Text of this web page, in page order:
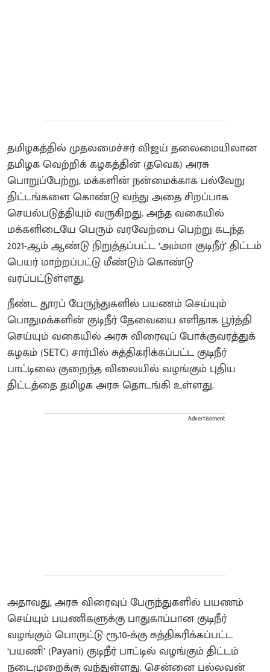
தமிழகத்தில் முதலமைச்சர் விஜய் தலைமையிலான
தமிழக வெற்றிக் கழகத்தின் (தவெக) அரசு
பொறுப்பேற்று, மக்களின் நன்மைக்காக பல்வேறு
திட்டங்களை கொண்டு வந்து அதை சிறப்பாக
செயல்படுத்தியும் வருகிறது. அந்த வகையில்
மக்களிடையே பெரும் வரவேற்பை பெற்று கடந்த
2021-ஆம் ஆண்டு நிறுத்தப்பட்ட ‘அம்மா குடிநீர்’ திட்டம்
பெயர் மாற்றப்பட்டு மீண்டும் கொண்டு
வரப்பட்டுள்ளது.
நீண்ட தூரப் பேருந்துகளில் பயணம் செய்யும்
பொதுமக்களின் குடிநீர் தேவையை எளிதாக பூர்த்தி
செய்யும் வகையில் அரசு விரைவுப் போக்குவரத்துக்
கழகம் (SETC) சார்பில் சுத்திகரிக்கப்பட்ட குடிநீர்
பாட்டிலை குறைந்த விலையில் வழங்கும் புதிய
திட்டத்தை தமிழக அரசு தொடங்கி உள்ளது.
Advertisement
அதாவது, அரசு விரைவுப் பேருந்துகளில் பயணம்
செய்யும் பயணிகளுக்கு பாதுகாப்பான குடிநீர்
வழங்கும் பொருட்டு ரூ.10-க்கு சுத்திகரிக்கப்பட்ட
‘பயணி’ (Payani) குடிநீர் பாட்டில் வழங்கும் திட்டம்
நடைமுறைக்கு வந்துள்ளது. சென்னை பல்லவன்